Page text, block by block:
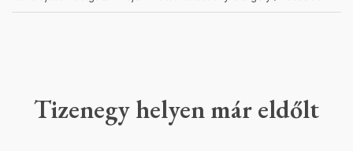
Tizenegy helyen már eldőlt